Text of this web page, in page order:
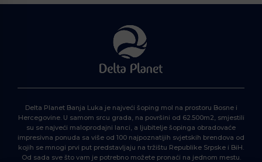
Delta Planet Banja Luka je najveći šoping mol na prostoru Bosne i
Hercegovine. U samom srcu grada, na površini od 62.500m2, smjestili
su se najveći maloprodajni lanci, a ljubitelje šopinga obradovaće
impresivna ponuda sa više od 100 najpoznatijih svjetskih brendova od
kojih se mnogi prvi put predstavljaju na tržištu Republike Srpske i BiH.
Od sada sve što vam je potrebno možete pronaći na jednom mestu.